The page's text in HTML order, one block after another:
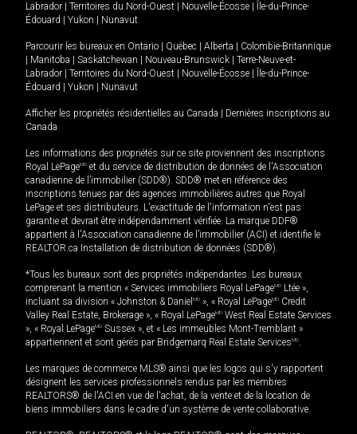
Labrador
Territoires du Nord-Ouest Nouvelle-Écosse
Île-du-Prince-
Édouard
Yukon Nunavut
Parcourir les bureaux en Ontario Québec Alberta
Colombie-Britannique
Manitoba Saskatchewan Nouveau-Brunswick
Terre-Neuve-et-
Labrador
Territoires du Nord-Ouest Nouvelle-Écosse
Île-du-Prince-
Édouard
Yukon Nunavut
Afficher les propriétés résidentielles au Canada
Dernières inscriptions au
Canada
Les informations des propriétés sur ce site proviennent des inscriptions
Royal LePageMD et du service de distribution de données de l'Association
canadienne de l’immobilier (SDD®). SDD® met en référence des
inscriptions tenues par des agences immobilières autres que Royal
LePage et ses distributeurs. L'exactitude de l'information n'est pas
garantie et devrait être indépendamment vérifiée. La marque DDF®
appartient à l'Association canadienne de l’immobilier (ACI) et identifie le
REALTOR.ca Installation de distribution de données (SDD®).
*Tous les bureaux sont des propriétés indépendantes. Les bureaux
comprenant la mention « Services immobiliers Royal LePageMD Ltée »,
incluant sa division « Johnston & Daniel MD », « Royal LePageMD Credit
Valley Real Estate, Brokerage », « Royal LePageMD West Real Estate Services
», « Royal LePageMD Sussex », et « Les immeubles Mont-Tremblant »
appartiennent et sont gérés par Bridgemarq Real Estate ServicesMD.
Les marques de commerce MLS® ainsi que les logos qui s'y rapportent
désignent les services professionnels rendus par les membres
REALTORS® de l'ACI en vue de l'achat, de la vente et de la location de
biens immobiliers dans le cadre d'un système de vente collaborative.